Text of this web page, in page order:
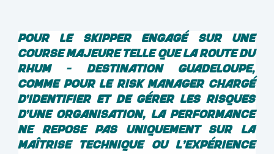
Pour le skipper engagé sur une
course majeure telle que la Route du
Rhum - Destination Guadeloupe,
comme pour le risk manager chargé
d’identifier et de gérer les risques
d’une organisation, la performance
ne repose pas uniquement sur la
maîtrise technique ou l'expérience